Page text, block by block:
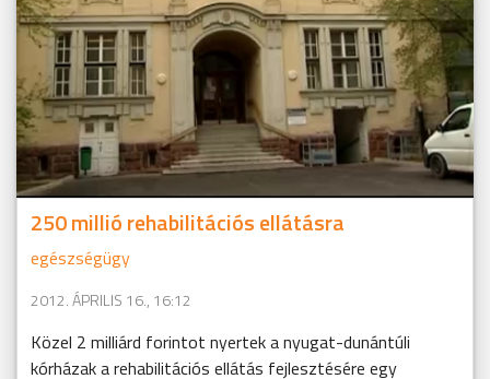
250 millió rehabilitációs ellátásra
egészségügy
2012. ÁPRILIS 16., 16:12
Közel 2 milliárd forintot nyertek a nyugat-dunántúli
kórházak a rehabilitációs ellátás fejlesztésére egy